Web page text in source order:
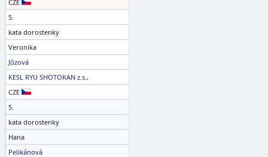
CZE
5.
kata dorostenky
Veronika
Jůzová
KESL RYU SHOTOKAN z.s.,
CZE
5.
kata dorostenky
Hana
Pelikánová